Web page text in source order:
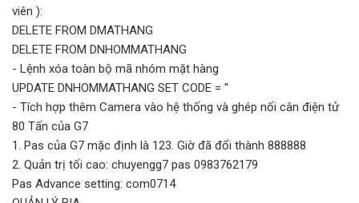
viên ):
DELETE FROM DMATHANG
DELETE FROM DNHOMMATHANG
- Lệnh xóa toàn bộ mã nhóm mặt hàng
UPDATE DNHOMMATHANG SET CODE = ''
- Tích hợp thêm Camera vào hệ thống và ghép nối cân điện tử
80 Tấn của G7
1. Pas của G7 mặc định là 123. Giờ đã đổi thành 888888
2. Quản trị tối cao: chuyengg7 pas 0983762179
Pas Advance setting: com0714